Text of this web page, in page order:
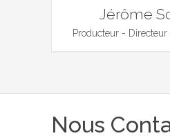
Jérôme
Producteur -
Nous